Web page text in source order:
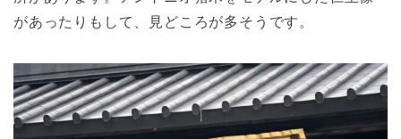
があったりもして、見どころが多そうです。